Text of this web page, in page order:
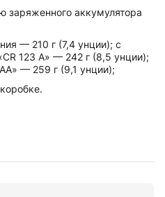
заряженного аккумулятора
— 210 г (7,4 унции); с
123 A» — 242 г (8,5 унции);
— 259 г (9,1 унции);